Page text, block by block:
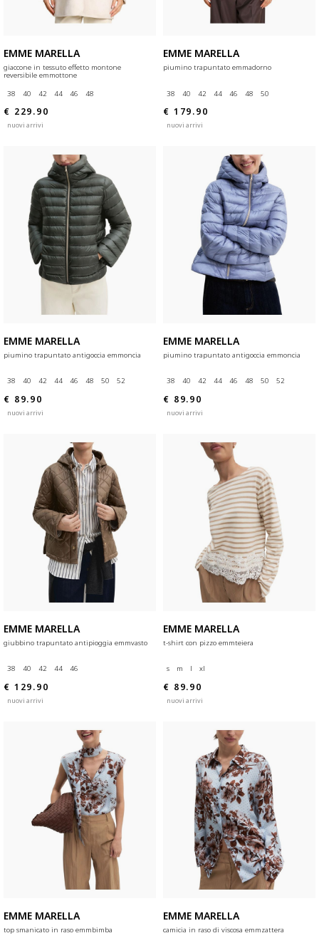
EMME MARELLA
giaccone in tessuto effetto montone
reversibile emmottone
38
40 42 44 46 48
€ 229.90
nuovi arrivi
EMME MARELLA
piumino trapuntato emmadorno
38 40 42 44 46 48 50
€ 179.90
nuovi arrivi
EMME MARELLA
piumino trapuntato antigoccia emmoncia
38 40 42 44 46 48 50 52
€ 89.90
nuovi arrivi
EMME MARELLA
piumino trapuntato antigoccia emmoncia
38 40 42 44 46 48 50 52
€ 89.90
nuovi arrivi
EMME MARELLA
giubbino trapuntato antipioggia emmvasto
38 40 42 44 46
€ 129.90
nuovi arrivi
EMME MARELLA
t-shirt con pizzo emmteiera
s m l xl
€ 89.90
nuovi arrivi
EMME MARELLA
top smanicato in raso emmbimba
EMME MARELLA
camicia in raso di viscosa emmzattera